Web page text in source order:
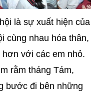
là sự xuất hiện của
cùng nhau hóa thân,
với các em nhỏ.
rằm tháng Tám,
bước đi bên những